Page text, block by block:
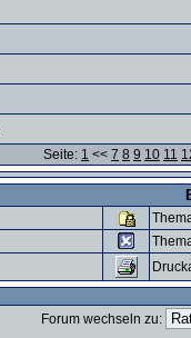
Seite: 1 << 7 8 9 10 11
Forum wechseln zu: